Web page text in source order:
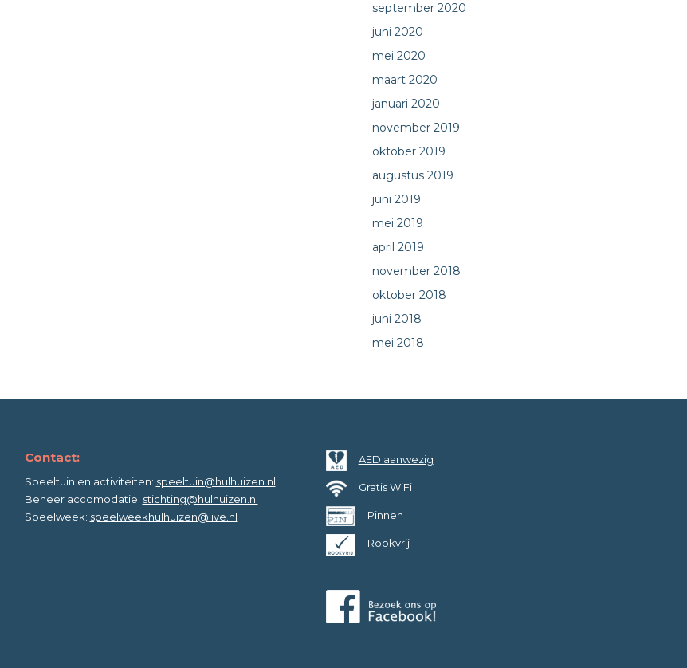
september 2020
juni 2020
mei 2020
maart 2020
januari 2020
november 2019
oktober 2019
augustus 2019
juni 2019
mei 2019
april 2019
november 2018
oktober 2018
juni 2018
mei 2018
Contact:
Speeltuin en activiteiten: speeltuin@hulhuizen.nl
Beheer accomodatie: stichting@hulhuizen.nl
Speelweek: speelweekhulhuizen@live.nl
AED aanwezig
Gratis WiFi
Pinnen
Rookvrij